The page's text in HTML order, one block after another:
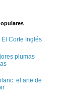
El Corte Inglés
plumas
el arte de